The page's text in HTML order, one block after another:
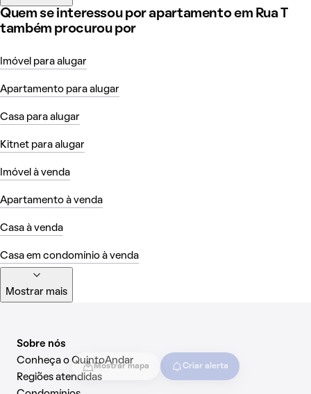
Mostrar mapa Criar alerta
Quem se interessou por apartamento em Rua T
também procurou por
Imóvel para alugar
Apartamento para alugar
Casa para alugar
Kitnet para alugar
Imóvel à venda
Apartamento à venda
Casa à venda
Casa em condomínio à venda
Mostrar mais
Sobre nós
Conheça o QuintoAndar
Regiões atendidas